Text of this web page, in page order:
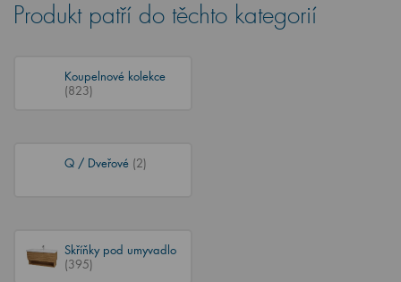
Produkt patří do těchto kategorií
Koupelnové kolekce
(823)
Q / Dveřové (2)
Skříňky pod umyvadlo
(395)